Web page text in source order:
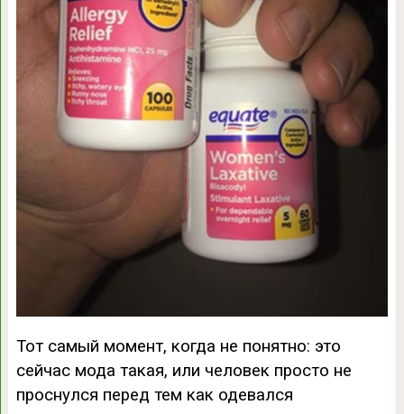
Тот самый момент, когда не понятно: это
сейчас мода такая, или человек просто не
проснулся перед тем как одевался